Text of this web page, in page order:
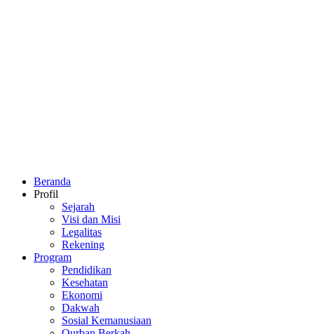
Beranda
Profil
Sejarah
Visi dan Misi
Legalitas
Rekening
Program
Pendidikan
Kesehatan
Ekonomi
Dakwah
Sosial Kemanusiaan